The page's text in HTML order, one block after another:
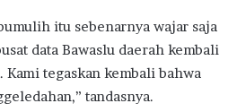
itu sebenarnya wajar saja
data Bawaslu daerah kembali
Kami tegaskan kembali bahwa
tandasnya.